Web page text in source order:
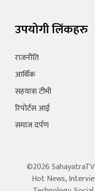
उपयोगी लिंकहरु
राजनीति
आर्थिक
सहयात्रा टीभी
रिपोर्टस आई
समाज दर्पण
©2026
Hot News,